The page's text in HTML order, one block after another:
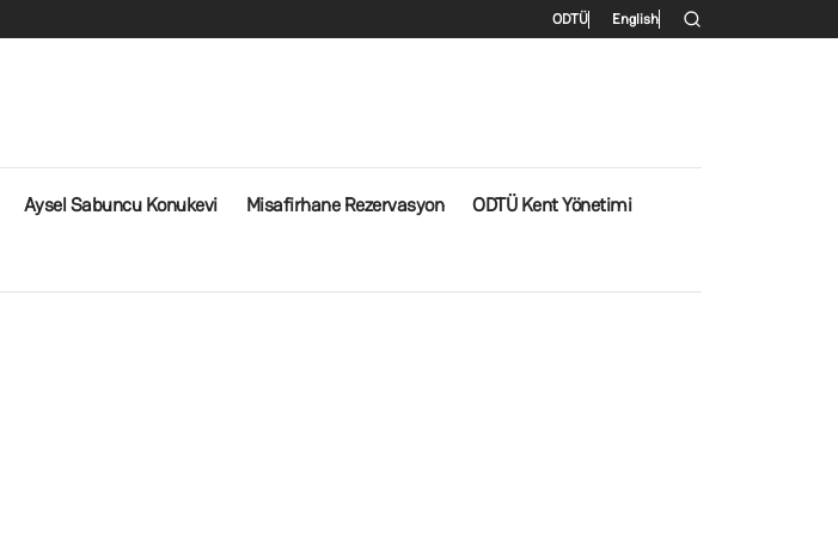
İkincil menü
ODTÜ English
Aysel Sabuncu Konukevi Misafirhane Rezervasyon
ODTÜ Kent Yönetimi